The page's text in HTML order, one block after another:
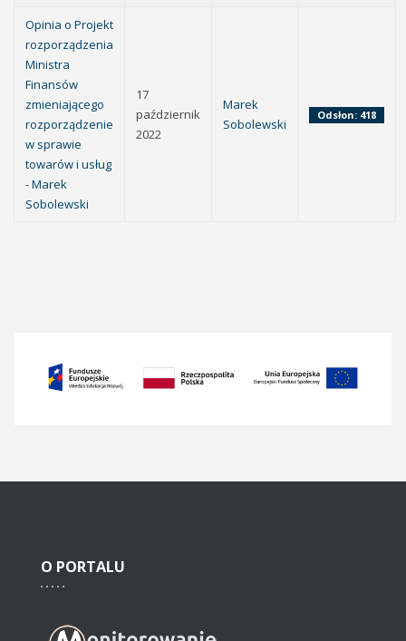
Opinia o Projekt
rozporządzenia
Ministra
Finansów
zmieniającego
rozporządzenie
w sprawie
towarów i usług
- Marek
Sobolewski
17
październik
2022
Marek
Sobolewski
Odsłon: 418
O PORTALU